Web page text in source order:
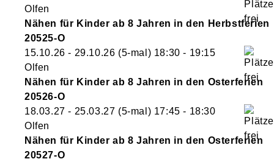
Olfen
Nähen für Kinder ab 8 Jahren in den Herbstferien
20525-O
15.10.26 - 29.10.26 (5-mal) 18:30 - 19:15
Olfen
Nähen für Kinder ab 8 Jahren in den Osterferien
20526-O
18.03.27 - 25.03.27 (5-mal) 17:45 - 18:30
Olfen
Nähen für Kinder ab 8 Jahren in den Osterferien
20527-O